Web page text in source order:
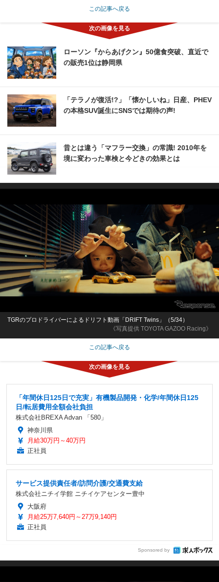
この記事へ戻る
ローソン『からあげクン』50億食突破、直近で
の販売1位は静岡県
「テラノが復活!?」「懐かしいね」日産、PHEV
の本格SUV誕生にSNSでは期待の声!
昔とは違う「マフラー交換」の常識! 2010年を
境に変わった車検と今どきの効果とは
《写真提供 TOYOTA GAZOO Racing》
TGRのプロドライバーによるドリフト動画「DRIFT Twins」（5/34）
この記事へ戻る
「年間休日125日で充実」有機製品開発・化学/年間休日125
日/転居費用全額会社負担
株式会社BREXA Advan 「580」
神奈川県
月給30万円～40万円
正社員
サービス提供責任者/訪問介護/交通費支給
株式会社ニチイ学館 ニチイケアセンター豊中
大阪府
月給25万7,640円～27万9,140円
正社員
Sponsored by